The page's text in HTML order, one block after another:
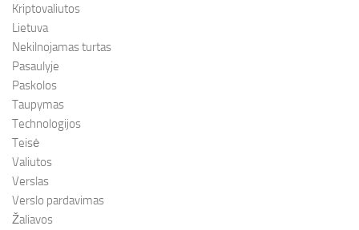
Kriptovaliutos
Lietuva
Nekilnojamas turtas
Pasaulyje
Paskolos
Taupymas
Technologijos
Teisė
Valiutos
Verslas
Verslo pardavimas
Žaliavos